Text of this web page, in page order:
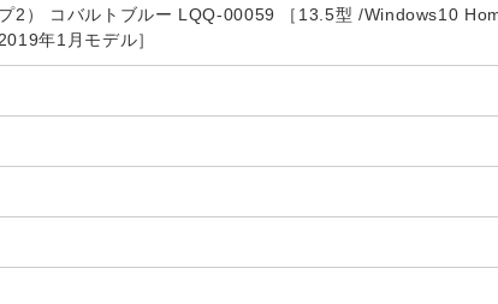
2） コバルトブルー LQQ-00059 ［13.5型 /Windows10
年1月モデル］